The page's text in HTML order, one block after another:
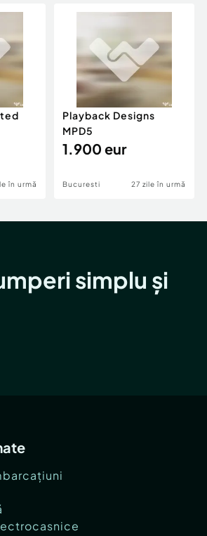
profesionale
Vehicule
industriale
în urmă
Playback Designs
MPD5
1.900 eur
Bucuresti 27 zile în urmă
simplu și